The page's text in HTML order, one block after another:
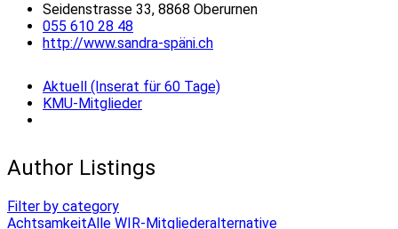
Seidenstrasse 33, 8868 Oberurnen
055 610 28 48
http://www.sandra-späni.ch
Aktuell (Inserat für 60 Tage)
KMU-Mitglieder
Author Listings
Filter by category
AchtsamkeitAlle WIR-Mitgliederalternative